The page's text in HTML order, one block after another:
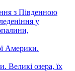
з Південною
у
Америки.
Великі озера, їх